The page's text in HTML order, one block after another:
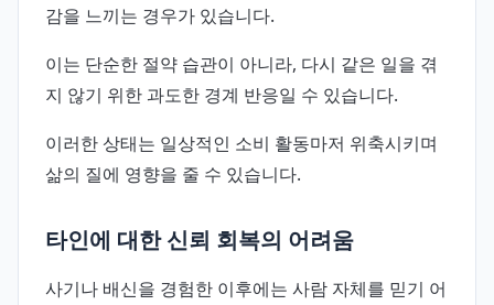
감을 느끼는 경우가 있습니다.
이는 단순한 절약 습관이 아니라, 다시 같은 일을 겪
지 않기 위한 과도한 경계 반응일 수 있습니다.
이러한 상태는 일상적인 소비 활동마저 위축시키며
삶의 질에 영향을 줄 수 있습니다.
타인에 대한 신뢰 회복의 어려움
사기나 배신을 경험한 이후에는 사람 자체를 믿기 어